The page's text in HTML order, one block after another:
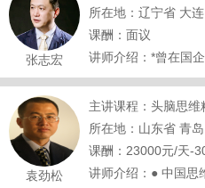
张志宏
所在地：辽宁省 大连
课酬：面议
讲师介绍：*曾在国
袁劲松
主讲课程：头脑思维
所在地：山东省 青岛
课酬：23000元/天-
讲师介绍：● 中国思